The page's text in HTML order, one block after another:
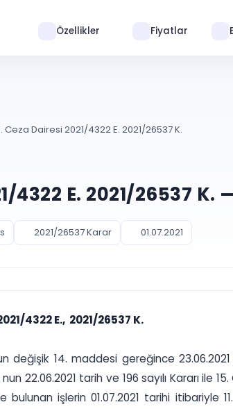
Özellikler Fiyatlar
Ceza Dairesi 2021/4322 E. 2021/26537 K.
4322 E. 2021/26537 K.
2021/26537 Karar 01.07.2021
4322 E., 2021/26537 K.
değişik 14. maddesi gereğince
22.06.2021 tarih ve 196 sayılı Kararı ile
işlerin 01.07.2021 tarihi itibariyle